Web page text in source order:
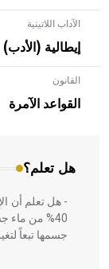
الآداب اللاتينية
إيطالية (الأدب)
القانون
القواعد الآمرة
هل تعلم؟
- هل تعلم أن
بالعمارة
المعمار على
- هل تعلم أن
40% من ماء
جسمها تبعاً